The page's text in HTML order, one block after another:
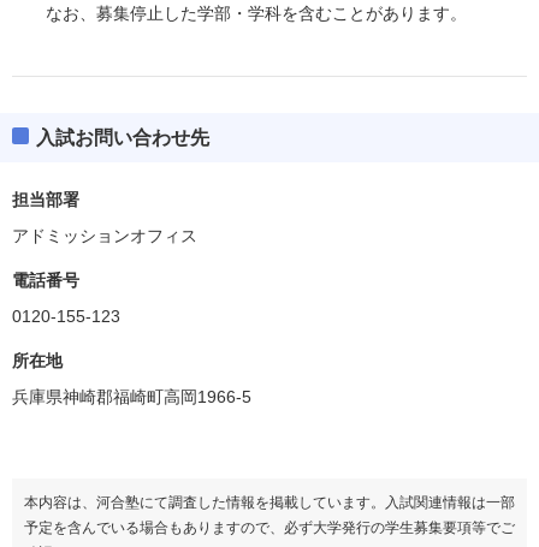
なお、募集停止した学部・学科を含むことがあります。
入試お問い合わせ先
担当部署
アドミッションオフィス
電話番号
0120-155-123
所在地
兵庫県神崎郡福崎町高岡1966-5
本内容は、河合塾にて調査した情報を掲載しています。入試関連情報は一部
予定を含んでいる場合もありますので、必ず大学発行の学生募集要項等でご